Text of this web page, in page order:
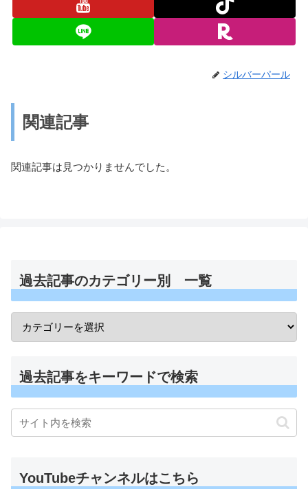
シルバーパール
関連記事
関連記事は見つかりませんでした。
過去記事のカテゴリー別 一覧
過去記事をキーワードで検索
YouTubeチャンネルはこちら